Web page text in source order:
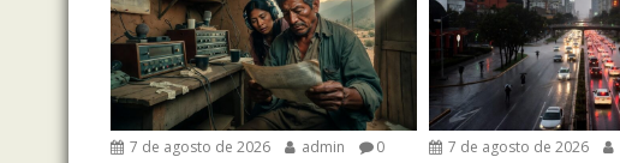
7 de agosto de 2026 admin 0 7 de agosto de 2026